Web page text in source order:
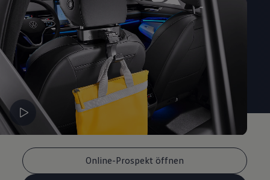
Online-Prospekt öffnen